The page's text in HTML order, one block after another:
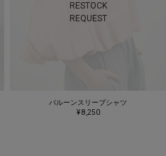
RESTOCK
REQUEST
バルーンスリーブシャツ
¥ 8,250